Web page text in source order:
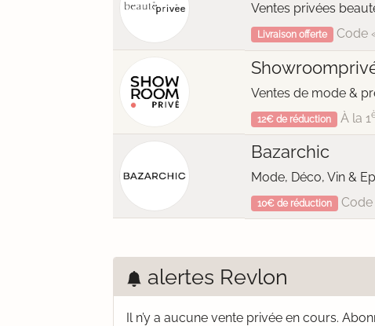
Ventes privées
Livraison offerte Code
Ventes de mode &
12€ de réduction À la 1
Bazarchic
Mode, Déco, Vin &
10€ de réduction Code
alertes Revlon
Il n’y a aucune vente privée en cours.